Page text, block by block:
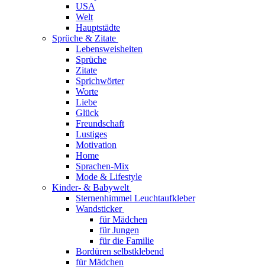
USA
Welt
Hauptstädte
Sprüche & Zitate
Lebensweisheiten
Sprüche
Zitate
Sprichwörter
Worte
Liebe
Glück
Freundschaft
Lustiges
Motivation
Home
Sprachen-Mix
Mode & Lifestyle
Kinder- & Babywelt
Sternenhimmel Leuchtaufkleber
Wandsticker
für Mädchen
für Jungen
für die Familie
Bordüren selbstklebend
für Mädchen